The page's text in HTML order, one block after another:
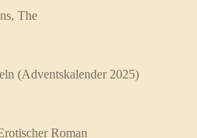
The
(Adventskalender 2025)
Roman